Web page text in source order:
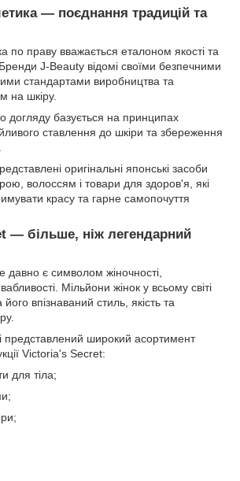
— поєднання традицій та
по праву вважається еталоном якості та
J-Beauty відомі своїми безпечними
стандартами виробництва та
на шкіру.
догляду базується на принципах
ставлення до шкіри та збереження
оригінальні японські засоби
волоссям і товари для здоров'я, які
красу та гарне самопочуття
— більше, ніж легендарний
є символом жіночності,
Мільйони жінок у всьому світі
впізнаваний стиль, якість та
представлений широкий асортимент
Victoria's Secret:
для тіла;